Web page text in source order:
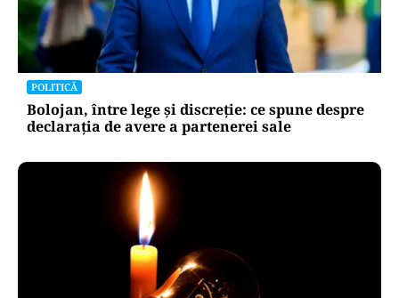
POLITICĂ
Bolojan, între lege și discreție: ce spune despre
declarația de avere a partenerei sale